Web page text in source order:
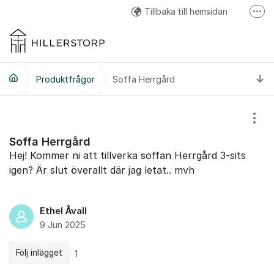
Tillbaka till hemsidan
Hillerstorp Youtube
Produktfrågor Soffa Herrgård
Soffa Herrgård
Hej! Kommer ni att tillverka soffan Herrgård 3-sits
igen? Är slut överallt där jag letat.. mvh
Ethel Åvall
9 Jun 2025
Följ inlägget 1